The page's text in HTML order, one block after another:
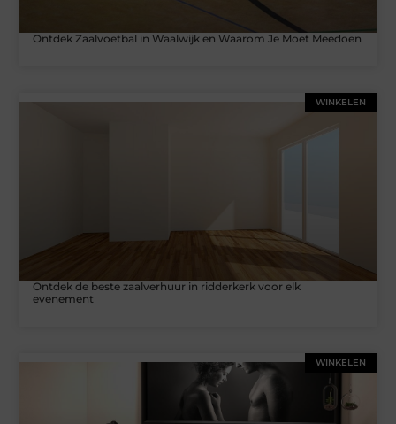
Ontdek Zaalvoetbal in Waalwijk en Waarom Je Moet Meedoen
WINKELEN
Ontdek de beste zaalverhuur in ridderkerk voor elk
evenement
WINKELEN